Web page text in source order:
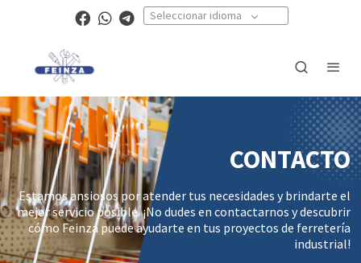
Seleccionar idioma
CONTACTO
Estamos ansiosos por atender tus necesidades y brindarte el
mejor servicio posible. ¡No dudes en contactarnos y descubrir
cómo Feinza puede ayudarte en tus proyectos de ferretería
industrial!